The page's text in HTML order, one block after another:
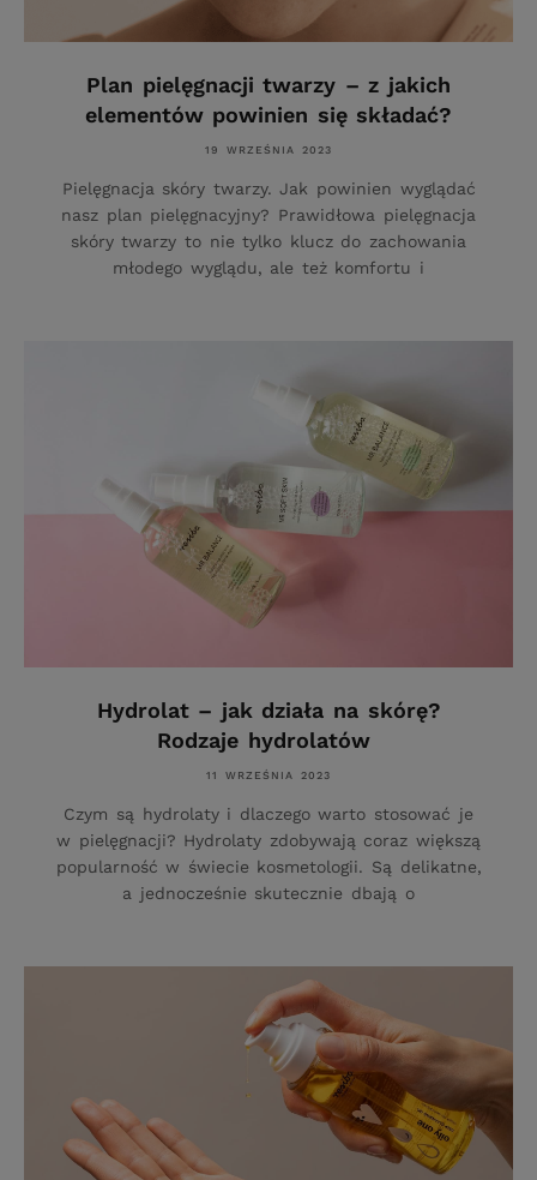
Plan pielęgnacji twarzy – z jakich
elementów powinien się składać?
19 WRZEŚNIA 2023
Pielęgnacja skóry twarzy. Jak powinien wyglądać
nasz plan pielęgnacyjny? Prawidłowa pielęgnacja
skóry twarzy to nie tylko klucz do zachowania
młodego wyglądu, ale też komfortu i
Hydrolat – jak działa na skórę?
Rodzaje hydrolatów
11 WRZEŚNIA 2023
Czym są hydrolaty i dlaczego warto stosować je
w pielęgnacji? Hydrolaty zdobywają coraz większą
popularność w świecie kosmetologii. Są delikatne,
a jednocześnie skutecznie dbają o